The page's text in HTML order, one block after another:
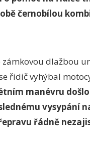
černobílou
dlažbou
řidič vyhýbal
manévru
vysypání
řádně